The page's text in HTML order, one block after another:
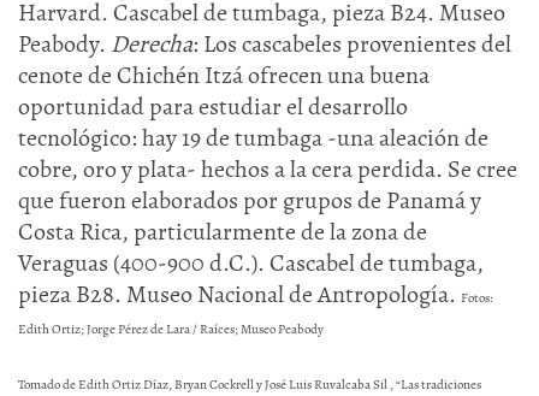
Harvard. Cascabel de tumbaga, pieza B24. Museo
Peabody. Derecha: Los cascabeles provenientes del
cenote de Chichén Itzá ofrecen una buena
oportunidad para estudiar el desarrollo
tecnológico: hay 19 de tumbaga -una aleación de
cobre, oro y plata- hechos a la cera perdida. Se cree
que fueron elaborados por grupos de Panamá y
Costa Rica, particularmente de la zona de
Veraguas (400-900 d.C.). Cascabel de tumbaga,
pieza B28. Museo Nacional de Antropología. Fotos:
Edith Ortiz; Jorge Pérez de Lara / Raíces; Museo Peabody
Tomado de Edith Ortiz Díaz, Bryan Cockrell y José Luis Ruvalcaba Sil , “Las tradiciones